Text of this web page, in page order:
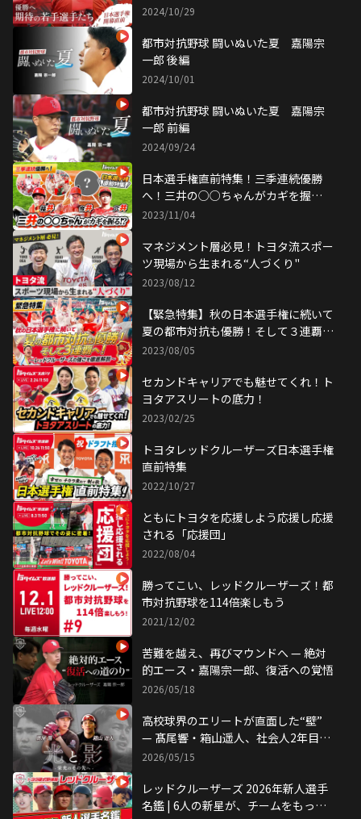
2024/10/29
都市対抗野球 闘いぬいた夏 嘉陽宗
一郎 後編
2024/10/01
都市対抗野球 闘いぬいた夏 嘉陽宗
一郎 前編
2024/09/24
日本選手権直前特集！三季連続優勝
へ！三井の○○ちゃんがカギを握
る！？
2023/11/04
マネジメント層必見！トヨタ流スポー
ツ現場から生まれる“人づくり"
2023/08/12
【緊急特集】秋の日本選手権に続いて
夏の都市対抗も優勝！そして３連覇
へ！レッドクルーザーズの強さを徹底
2023/08/05
セカンドキャリアでも魅せてくれ！ト
ヨタアスリートの底力！
2023/02/25
トヨタレッドクルーザーズ日本選手権
直前特集
2022/10/27
ともにトヨタを応援しよう応援し応援
される「応援団」
2022/08/04
勝ってこい、レッドクルーザーズ！都
市対抗野球を114倍楽しもう
2021/12/02
苦難を越え、再びマウンドへ — 絶対
的エース・嘉陽宗一郎、復活への覚悟
2026/05/18
高校球界のエリートが直面した“壁”
— 髙尾響・箱山遥人、社会人2年目の
覚悟
2026/05/15
レッドクルーザーズ 2026年新人選手
名鑑 | 6人の新星が、チームをもっと